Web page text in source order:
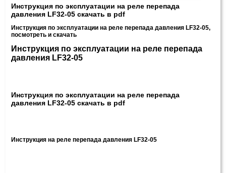
Инструкция по эксплуатации на реле перепада
давления LF32-05 скачать в pdf
Инструкция по эксплуатации на реле перепада давления LF32-05,
посмотреть и скачать
Инструкция по эксплуатации на реле перепада
давления LF32-05
Инструкция по эксплуатации на реле перепада
давления LF32-05 скачать в pdf
Инструкция на реле перепада давления LF32-05